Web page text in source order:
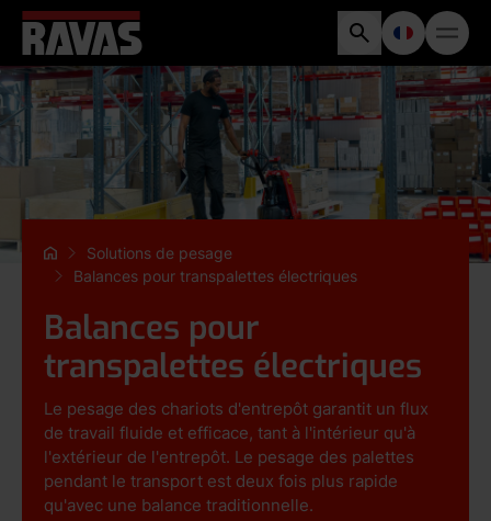
Solutions de pesage
Balances pour transpalettes électriques
Balances pour
transpalettes électriques
Le pesage des chariots d'entrepôt garantit un flux
de travail fluide et efficace, tant à l'intérieur qu'à
l'extérieur de l'entrepôt. Le pesage des palettes
pendant le transport est deux fois plus rapide
qu'avec une balance traditionnelle.